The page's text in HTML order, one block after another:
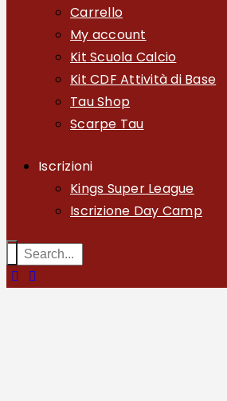
Carrello
My account
Kit Scuola Calcio
Kit CDF Attività di Base
Tau Shop
Scarpe Tau
Iscrizioni
Kings Super League
Iscrizione Day Camp